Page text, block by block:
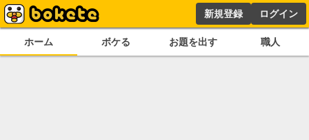
新規登録 ログイン
ホーム ボケる お題を出す 職人